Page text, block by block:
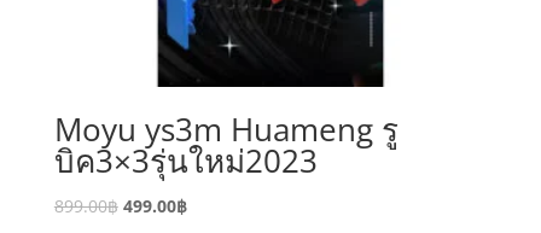
Moyu ys3m Huameng รู
บิค3×3รุ่นใหม่2023
899.00฿ 499.00฿